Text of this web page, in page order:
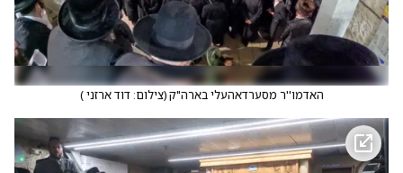
האדמו''ר מסערדאהעלי בארה"ק(צילום: דוד ארזני)